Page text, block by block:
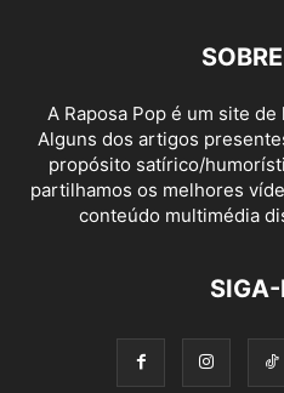
A Raposa Pop é um site
Alguns dos artigos
propósito satírico/
partilhamos os melhores
conteúdo multimédia